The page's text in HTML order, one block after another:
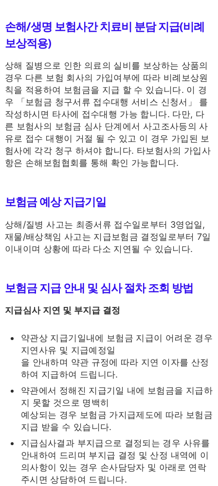
손해/생명 보험사간 치료비 분담 지급(비례
보상적용)
상해 질병으로 인한 의료의 실비를 보상하는 상품의
경우 다른 보험 회사의 가입여부에 따라 비례보상원
칙을 적용하여 보험금을 지급 할 수 있습니다. 이 경
우 「보험금 청구서류 접수대행 서비스 신청서」 를
작성하시면 타사에 접수대행 가능 합니다. 다만, 다
른 보험사의 보험금 심사 단계에서 사고조사등의 사
유로 접수 대행이 거절 될 수 있고 이 경우 가입된 보
험사에 각각 청구 하셔야 합니다. 타보험사의 가입사
항은 손해보험협회를 통해 확인 가능합니다.
보험금 예상 지급기일
상해/질병 사고는 최종서류 접수일로부터 3영업일,
재물/배상책임 사고는 지급보험금 결정일로부터 7일
이내이며 상황에 따라 다소 지연될 수 있습니다.
보험금 지급 안내 및 심사 절차 조회 방법
지급심사 지연 및 부지급 결정
약관상 지급기일내에 보험금 지급이 어려운 경우
지연사유 및 지급예정일
을 안내하며 약관 규정에 따라 지연 이자를 산정
하여 지급하여 드립니다.
약관에서 정해진 지급기일 내에 보험금을 지급하
지 못할 것으로 명백히
예상되는 경우 보험금 가지급제도에 따라 보험금
지급 받을 수 있습니다.
지급심사결과 부지급으로 결정되는 경우 사유를
안내하여 드리며 부지급 결정 및 산정 내역에 이
의사항이 있는 경우 손사담당자 및 아래로 연락
주시면 상담하여 드립니다.